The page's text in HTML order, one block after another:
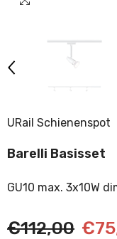
URail Schienenspot
Barelli Basisset
GU10 max. 3x10W
€112,00